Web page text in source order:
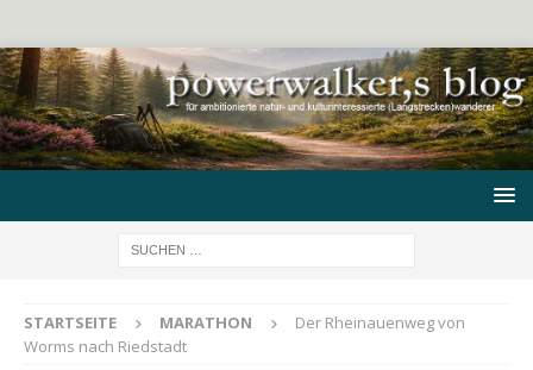
STARTSEITE MARATHON
Der Rheinauenweg von
Worms nach Riedstadt